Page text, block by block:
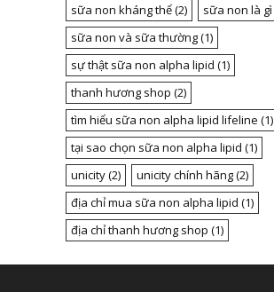
sữa non kháng thể(2) sữa non là gì
sữa non và sữa thường(1)
sự thật sữa non alpha lipid (1)
thanh hương shop (2)
tìm hiểu sữa non alpha lipid lifeline (1)
tại sao chọn sữa non alpha lipid (1)
unicity(2) unicity chính hãng(2)
địa chỉ mua sữa non alpha lipid (1)
địa chỉ thanh hương shop (1)